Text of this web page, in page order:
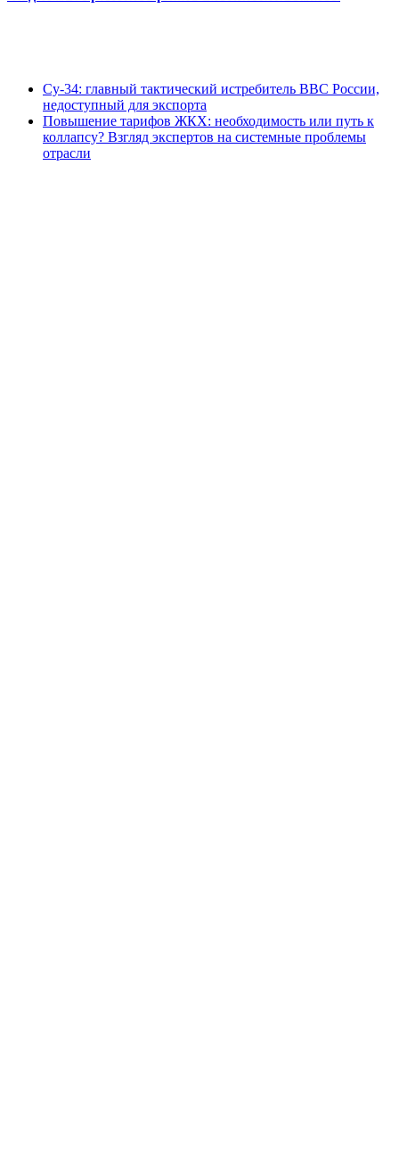
Су-34: главный тактический истребитель ВВС России,
недоступный для экспорта
Повышение тарифов ЖКХ: необходимость или путь к
коллапсу? Взгляд экспертов на системные проблемы
отрасли